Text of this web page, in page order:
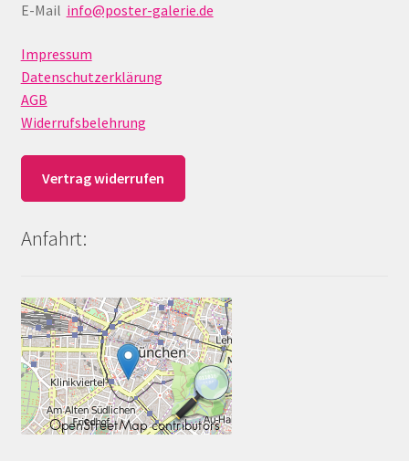
E-Mail info@poster-galerie.de
Impressum
Datenschutzerklärung
AGB
Widerrufsbelehrung
Vertrag widerrufen
Anfahrt: